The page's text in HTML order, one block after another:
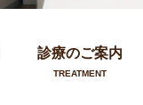
診療のご案内
TREATMENT